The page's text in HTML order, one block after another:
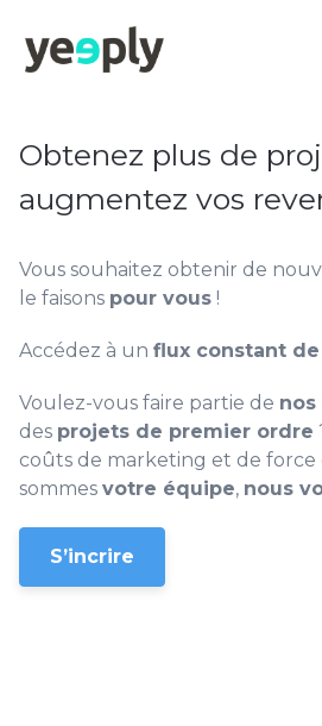
Obtenez plus de
augmentez vos
Vous souhaitez obtenir de
le faisons pour vous !
Accédez à un flux constant
Voulez-vous faire partie de
des projets de premier ordre
coûts de marketing et de force
sommes votre équipe, nous
S’incrire